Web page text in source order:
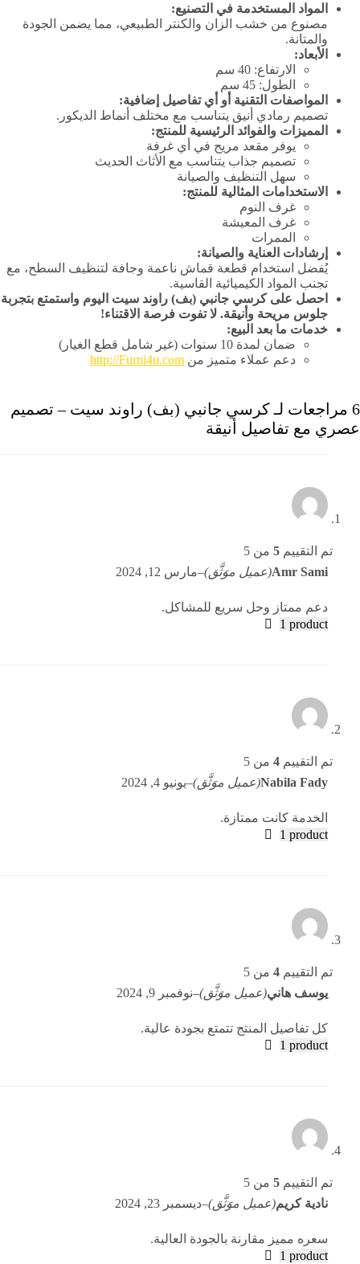
المواد المستخدمة في التصنيع:
مصنوع من خشب الزان والكنتر الطبيعي، مما يضمن الجودة
والمتانة.
الأبعاد:
الارتفاع: 40 سم
الطول: 45 سم
المواصفات التقنية أو أي تفاصيل إضافية:
تصميم رمادي أنيق يتناسب مع مختلف أنماط الديكور.
المميزات والفوائد الرئيسية للمنتج:
يوفر مقعد مريح في أي غرفة
تصميم جذاب يتناسب مع الأثاث الحديث
سهل التنظيف والصيانة
الاستخدامات المثالية للمنتج:
غرف النوم
غرف المعيشة
الممرات
إرشادات العناية والصيانة:
يُفضل استخدام قطعة قماش ناعمة وجافة لتنظيف السطح، مع
تجنب المواد الكيميائية القاسية.
احصل على كرسي جانبي (بف) راوند سيت اليوم واستمتع بتجربة
جلوس مريحة وأنيقة. لا تفوت فرصة الاقتناء!
خدمات ما بعد البيع:
ضمان لمدة 10 سنوات (غير شامل قطع الغيار)
دعم عملاء متميز من http://Furni4u.com
6 مراجعات لـ
كرسي جانبي (بف) راوند سيت – تصميم
عصري مع تفاصيل أنيقة
تم التقييم 5من 5
Amr Sami(عميل موَثَّق)–مارس 12, 2024
دعم ممتاز وحل سريع للمشاكل.
1 product
تم التقييم 4من 5
Nabila Fady(عميل موَثَّق)–يونيو 4, 2024
الخدمة كانت ممتازة.
1 product
تم التقييم 4من 5
يوسف هاني(عميل موَثَّق)–نوفمبر 9, 2024
كل تفاصيل المنتج تتمتع بجودة عالية.
1 product
تم التقييم 5من 5
نادية كريم(عميل موَثَّق)–ديسمبر 23, 2024
سعره مميز مقارنة بالجودة العالية.
1 product